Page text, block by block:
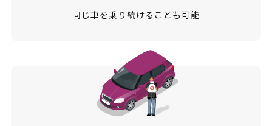
同じ車を乗り続けることも可能